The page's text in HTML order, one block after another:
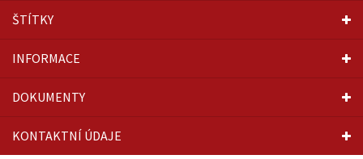
ŠTÍTKY
INFORMACE
DOKUMENTY
KONTAKTNÍ ÚDAJE